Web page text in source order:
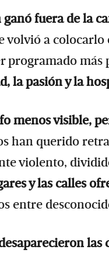
fuera de la
volvió a
programado
la pasión y la
menos visible,
han querido
violento,
y las calles
entre
las